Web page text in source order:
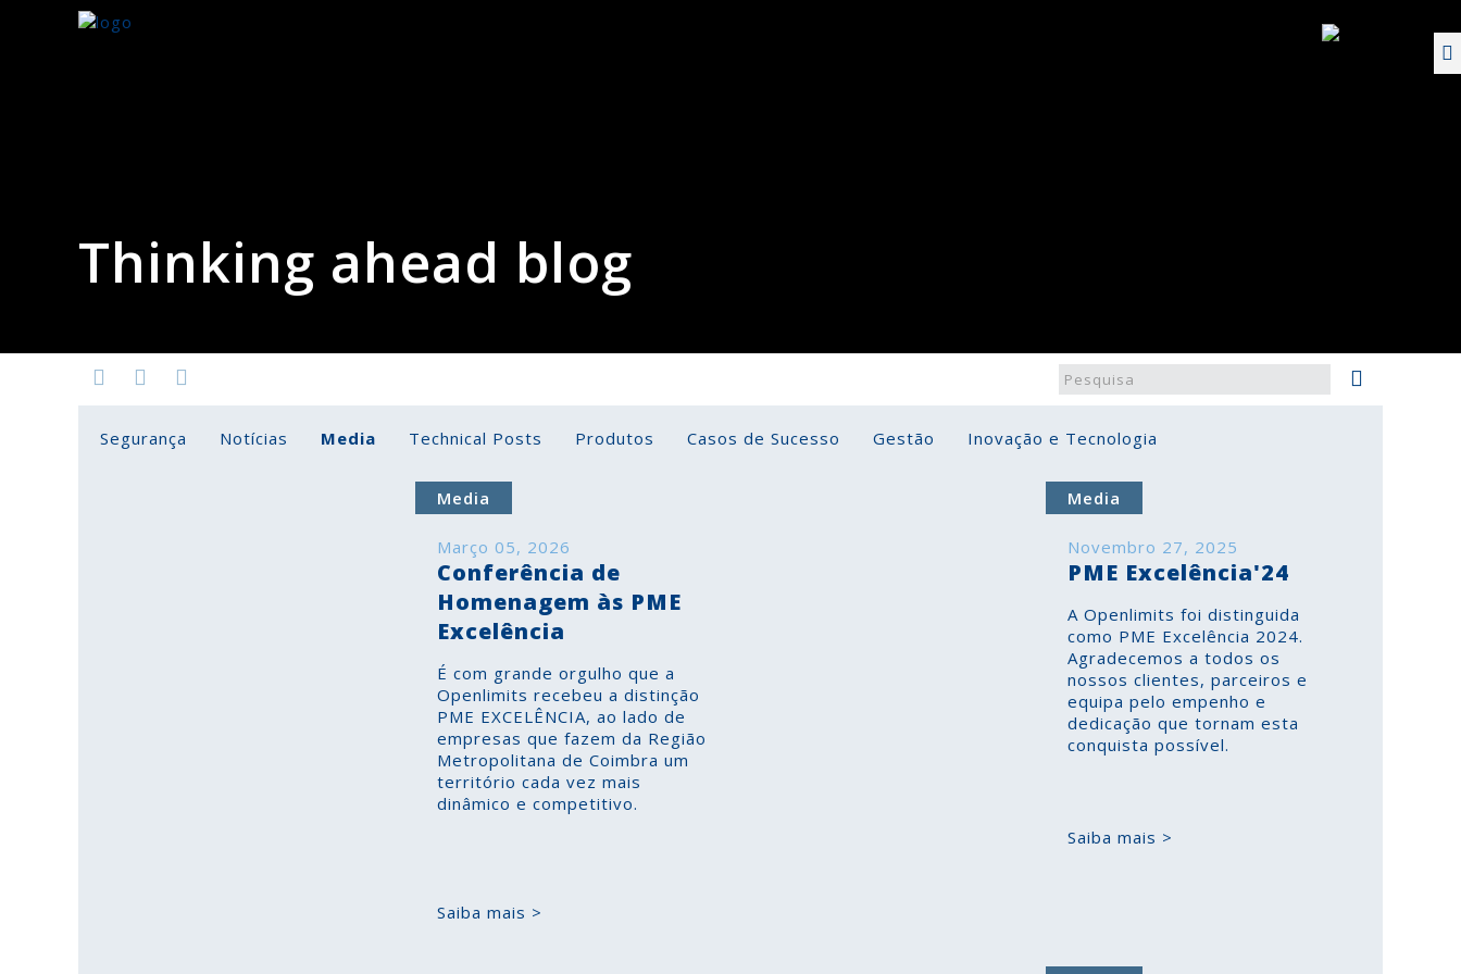
Thinking ahead blog
Segurança Notícias Media Technical Posts Produtos Casos de Sucesso Gestão Inovação e Tecnologia
Media
Março 05, 2026
Conferência de
Homenagem às PME
Excelência
É com grande orgulho que a
Openlimits recebeu a distinção
PME EXCELÊNCIA, ao lado de
empresas que fazem da Região
Metropolitana de Coimbra um
território cada vez mais
dinâmico e competitivo.
Saiba mais >
Media
Novembro 27, 2025
PME Excelência'24
A Openlimits foi distinguida
como PME Excelência 2024.
Agradecemos a todos os
nossos clientes, parceiros e
equipa pelo empenho e
dedicação que tornam esta
conquista possível.
Saiba mais >